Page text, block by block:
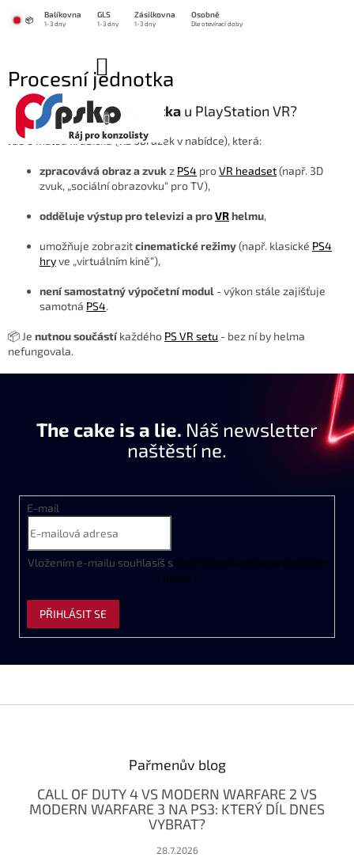
📦
Balíkovna GLS Zásilkovna Osobně
1-3 dny 1-3 dny 1-3 dny Dle otevírací doby
KOŠÍK
Procesní jednotka
🧠 Co jeprocesní jednotka u PlayStation VR?
Jde o malou krabičku (viz obrázek v nabídce), která:
zpracovává obraz a zvukz PS4 proVR headset(např. 3D
zvuk, „sociální obrazovku“ pro TV),
odděluje výstup pro televizi a proVRhelmu,
umožňuje zobrazitcinematické režimy(např. klasické PS4
hryve „virtuálním kině“),
není samostatný výpočetní modul - výkon stále zajišťuje
samotná PS4.
📦 Je nutnou součástíkaždého PS VR setu - bez ní by helma
nefungovala.
The cake is a lie. Náš newsletter
naštěstí ne.
E-mail
Vložením e-mailu souhlasíš s podmínkami ochrany osobních
údajů
PŘIHLÁSIT SE
Pařmenův blog
CALL OF DUTY 4 VS MODERN WARFARE 2 VS
MODERN WARFARE 3 NA PS3: KTERÝ DÍL DNES
VYBRAT?
28.7.2026